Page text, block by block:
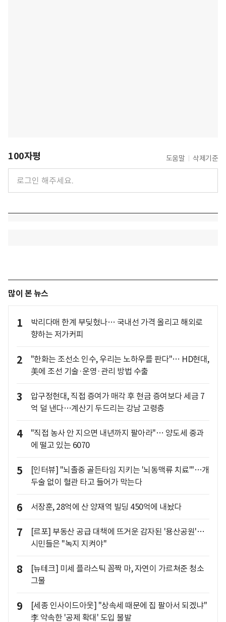
100자평 도움말 삭제기준
많이 본 뉴스
1
박리다매 한계 부딪혔나… 국내선 가격 올리고 해외로
향하는 저가커피
2
"한화는 조선소 인수, 우리는 노하우를 판다"… HD현대,
美에 조선 기술·운영·관리 방법 수출
3
압구정현대, 직접 증여가 매각 후 현금 증여보다 세금 7
억 덜 낸다…계산기 두드리는 강남 고령층
4
"직접 농사 안 지으면 내년까지 팔아라"… 양도세 중과
에 떨고 있는 6070
5
[인터뷰] "뇌졸중 골든타임 지키는 '뇌동맥류 치료'"…개
두술 없이 혈관 타고 들어가 막는다
6 서장훈, 28억에 산 양재역 빌딩 450억에 내놨다
7
[르포] 부동산 공급 대책에 뜨거운 감자된 '용산공원'…
시민들은 "녹지 지켜야"
8
[뉴테크] 미세 플라스틱 꼼짝 마, 자연이 가르쳐준 청소
그물
9
[세종 인사이드아웃] "상속세 때문에 집 팔아서 되겠냐"
李 약속한 '공제 확대' 도입 불발